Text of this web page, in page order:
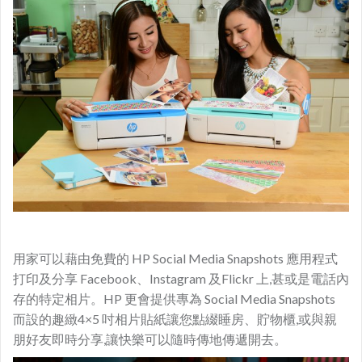
用家可以藉由免費的 HP Social Media Snapshots 應用程式
打印及分享 Facebook、Instagram 及Flickr 上,甚或是電話內
存的特定相片。HP 更會提供專為 Social Media Snapshots
而設的趣緻4×5 吋相片貼紙讓您點綴睡房、貯物櫃,或與親
朋好友即時分享,讓快樂可以隨時傳地傳遞開去。